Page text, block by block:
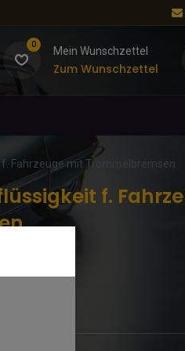
0
Mein Wunschzettel
Zum Wunschzettel
Fahrzeuge mit Trommelbremsen
f.